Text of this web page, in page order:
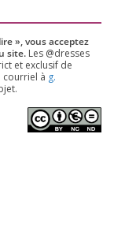
», vous accep­tez
site. Les @dresses
et exclu­sif de
cour­riel à g.​